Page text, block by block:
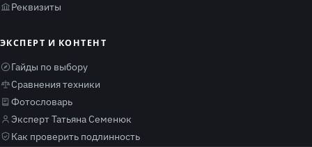
Реквизиты
ЭКСПЕРТ И КОНТЕНТ
Гайды по выбору
Сравнения техники
Фотословарь
Эксперт Татьяна Семенюк
Как проверить подлинность